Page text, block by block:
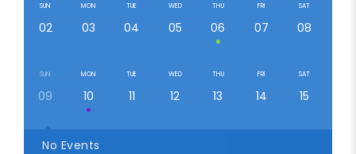
SUN
02
MON
03
TUE
04
WED
05
THU
06
FRI
07
SAT
08
SUN
09
MON
10
TUE
11
WED
12
THU
13
FRI
14
SAT
15
No Events